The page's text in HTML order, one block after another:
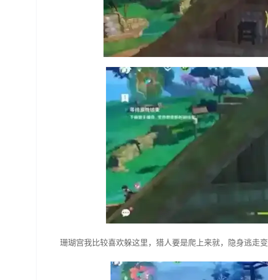
珊瑚宫我比较喜欢躲这里，猎人要是爬上来就，隐身逃走变